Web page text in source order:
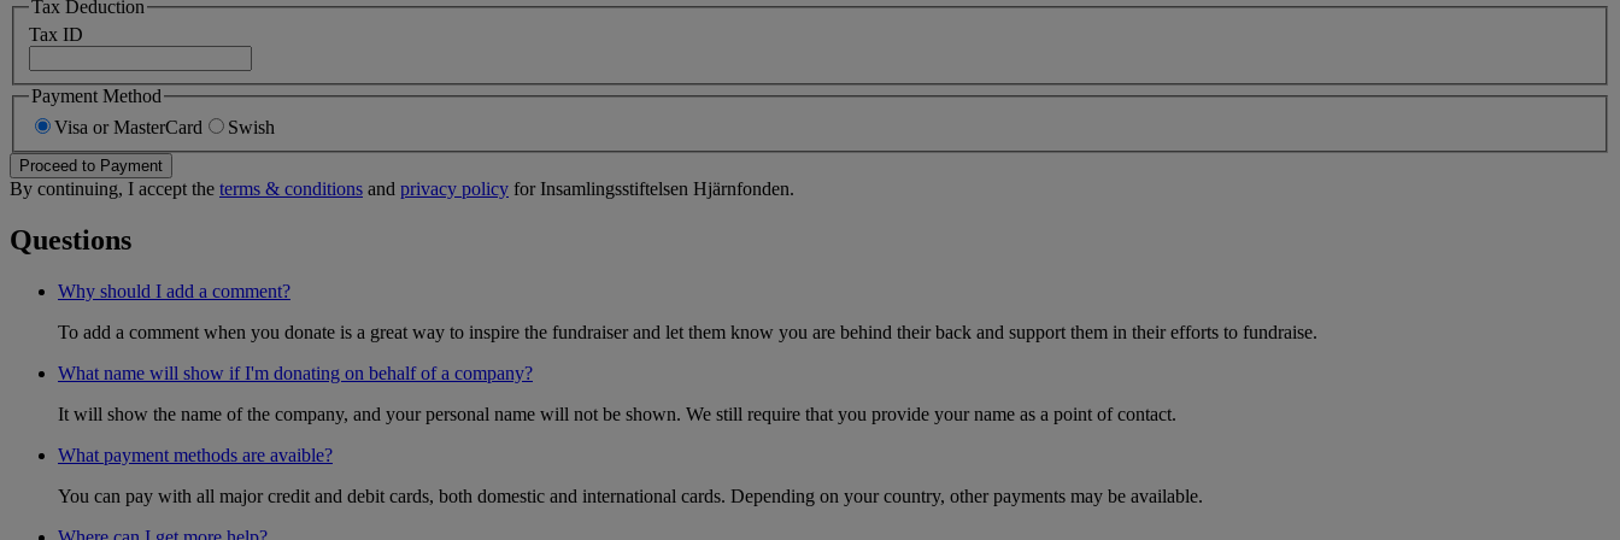
Tax Deduction
Tax ID
Payment Method
Visa or MasterCard
Swish
Proceed to Payment
By continuing, I accept the terms & conditions and privacy policy for Insamlingsstiftelsen Hjärnfonden.
Questions
Why should I add a comment?
To add a comment when you donate is a great way to inspire the fundraiser and let them know you are behind their back and support them in their efforts to fundraise.
What name will show if I'm donating on behalf of a company?
It will show the name of the company, and your personal name will not be shown. We still require that you provide your name as a point of contact.
What payment methods are avaible?
You can pay with all major credit and debit cards, both domestic and international cards. Depending on your country, other payments may be available.